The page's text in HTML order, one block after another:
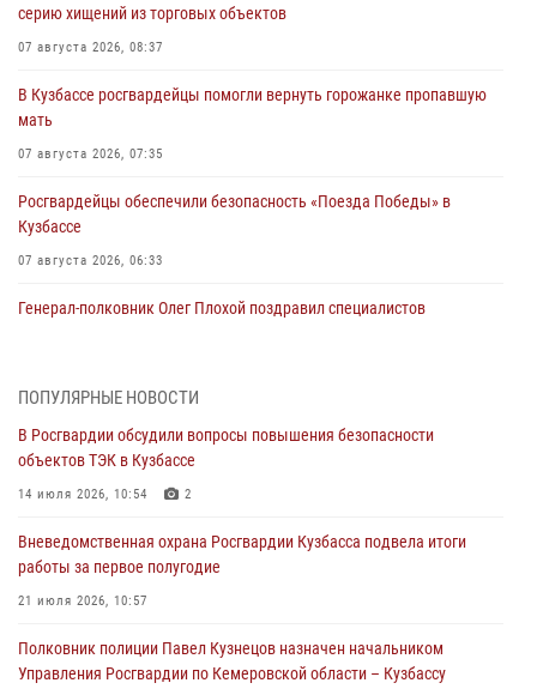
серию хищений из торговых объектов
07 августа 2026, 08:37
В Кузбассе росгвардейцы помогли вернуть горожанке пропавшую
мать
07 августа 2026, 07:35
Росгвардейцы обеспечили безопасность «Поезда Победы» в
Кузбассе
07 августа 2026, 06:33
Генерал-полковник Олег Плохой поздравил специалистов
07 августа 2026, 05:32
С 1 сентября 2026 года вступает в силу новый федеральный закон о
частной охранной деятельности
06 августа 2026, 10:19
Росгвардейцы задержали предполагаемого виновника причинения
ножевого ранения кемеровчанину
06 августа 2026, 09:18
Росгвардейцы задержали мужчину, повредившего имущество
горожанки
ПОПУЛЯРНЫЕ НОВОСТИ
В Росгвардии обсудили вопросы повышения безопасности
объектов ТЭК в Кузбассе
14 июля 2026, 10:54 2
Вневедомственная охрана Росгвардии Кузбасса подвела итоги
работы за первое полугодие
21 июля 2026, 10:57
Полковник полиции Павел Кузнецов назначен начальником
Управления Росгвардии по Кемеровской области – Кузбассу